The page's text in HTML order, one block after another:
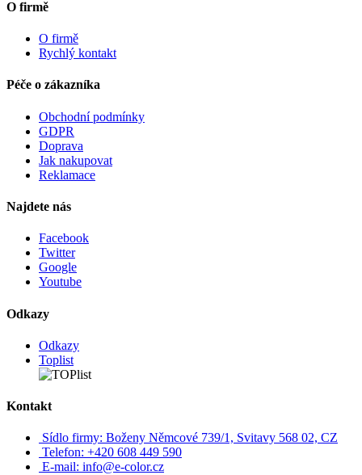
O firmě
O firmě
Rychlý kontakt
Péče o zákazníka
Obchodní podmínky
GDPR
Doprava
Jak nakupovat
Reklamace
Najdete nás
Facebook
Twitter
Google
Youtube
Odkazy
Odkazy
Toplist
Kontakt
Sídlo firmy: Boženy Němcové 739/1, Svitavy 568 02, CZ
Telefon: +420 608 449 590
E-mail: info@e-color.cz